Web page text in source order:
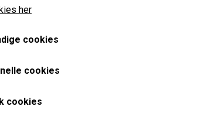
14A8009
inde på bagsiden af ALA6621 og holder det hele
14A8010.
leveringstid:
her
cookies
cookies
cookies